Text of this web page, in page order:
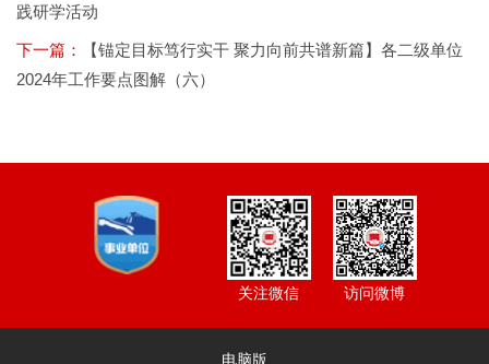
践研学活动
下一篇：
【锚定目标笃行实干 聚力向前共谱新篇】各二级单位
2024年工作要点图解（六）
访问微博
关注微信
电脑版